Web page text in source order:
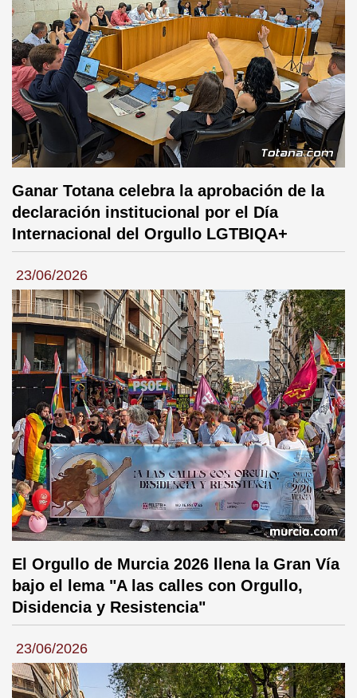
Ganar Totana celebra la aprobación de la
declaración institucional por el Día
Internacional del Orgullo LGTBIQA+
23/06/2026
El Orgullo de Murcia 2026 llena la Gran Vía
bajo el lema "A las calles con Orgullo,
Disidencia y Resistencia"
23/06/2026